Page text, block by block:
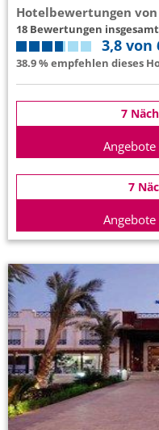
Hotelbewertungen von
18 Bewertungen insgesamt
3,8 von
38.9 % empfehlen dieses
7
Angebote
7
Angebote